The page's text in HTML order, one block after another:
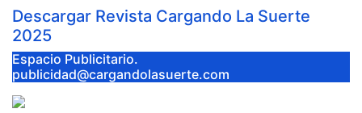
Descargar Revista Cargando La Suerte
2025
Espacio Publicitario.
publicidad@cargandolasuerte.com